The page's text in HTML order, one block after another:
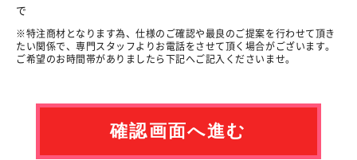
で
※特注商材となります為、仕様のご確認や最良のご提案を行わせて頂き
たい関係で、専門スタッフよりお電話をさせて頂く場合がございます。
ご希望のお時間帯がありましたら下記へご記入くださいませ。